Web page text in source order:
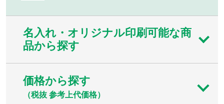
名入れ・オリジナル印刷可能な商
品から探す
価格から探す
（税抜 参考上代価格）